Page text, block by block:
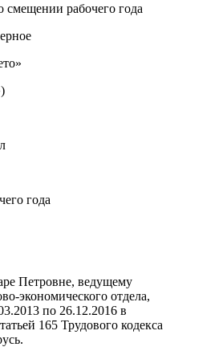
смещении рабочего года
года
Петровне, ведущему
экономического отдела,
по 26.12.2016 в
165 Трудового кодекса